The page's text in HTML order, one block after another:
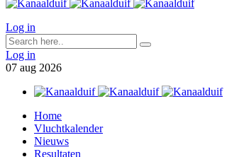
Log in
Log in
07 aug 2026
Home
Vluchtkalender
Nieuws
Resultaten